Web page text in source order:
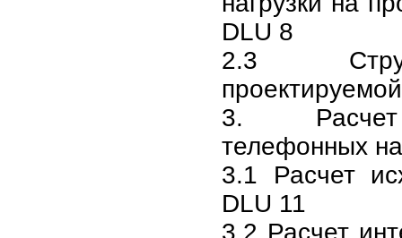
DLU 8
2.3
3. Расчет
телефонных
3.1 Расчет
DLU 11
3.2 Расчет